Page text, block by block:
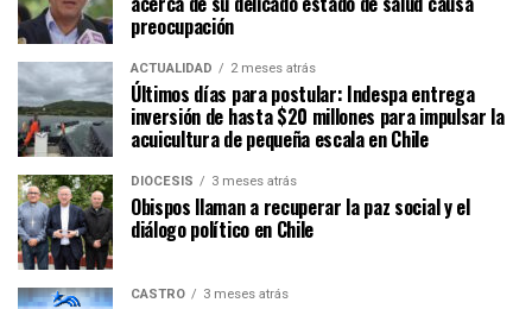
preocupación
ACTUALIDAD 2 meses atrás
Últimos días para postular: Indespa entrega
inversión de hasta $20 millones para impulsar la
acuicultura de pequeña escala en Chile
DIÓCESIS 3 meses atrás
Obispos llaman a recuperar la paz social y el
diálogo político en Chile
CASTRO 3 meses atrás